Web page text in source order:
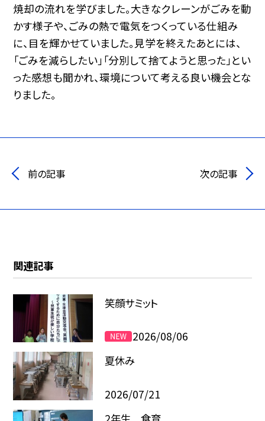
焼却の流れを学びました。大きなクレーンがごみを動
かす様子や、ごみの熱で電気をつくっている仕組み
に、目を輝かせていました。見学を終えたあとには、
「ごみを減らしたい」「分別して捨てようと思った」とい
った感想も聞かれ、環境について考える良い機会とな
りました。
前の記事 次の記事
関連記事
笑顔サミット
2026/08/06
夏休み
2026/07/21